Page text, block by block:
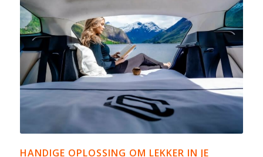
HANDIGE OPLOSSING OM LEKKER IN JE